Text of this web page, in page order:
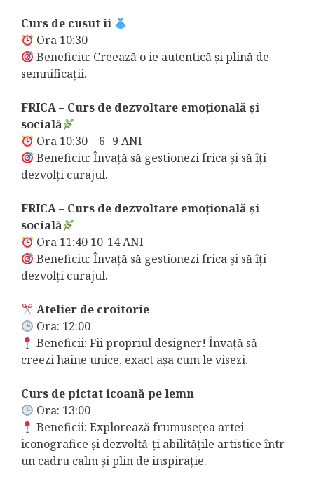
Curs de cusut ii
Ora 10:30
Beneficiu: Creează o ie autentică și plină de
semnificații.
FRICA – Curs de dezvoltare emoțională și
socială
Ora 10:30 – 6- 9 ANI
Beneficiu: Învață să gestionezi frica și să îți
dezvolți curajul.
FRICA – Curs de dezvoltare emoțională și
socială
Ora 11:40 10-14 ANI
Beneficiu: Învață să gestionezi frica și să îți
dezvolți curajul.
Atelier de croitorie
Ora: 12:00
Beneficii: Fii propriul designer! Învață să
creezi haine unice, exact așa cum le visezi.
Curs de pictat icoană pe lemn
Ora: 13:00
Beneficii: Explorează frumusețea artei
iconografice și dezvoltă-ți abilitățile artistice într-
un cadru calm și plin de inspirație.